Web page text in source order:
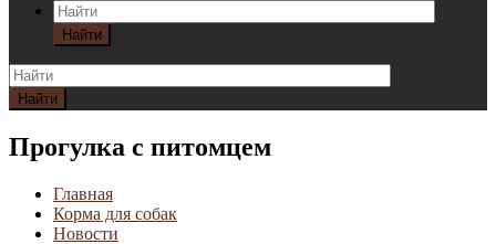
Найти
Найти
Прогулка с питомцем
Главная
Корма для собак
Новости